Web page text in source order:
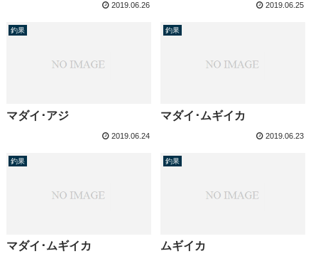
2019.06.26 2019.06.25
釣果
マダイ･アジ
2019.06.24
釣果
マダイ･ムギイカ
2019.06.23
釣果
マダイ･ムギイカ
釣果
ムギイカ